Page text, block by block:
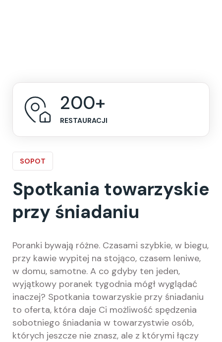
200+
RESTAURACJI
SOPOT
Spotkania towarzyskie
przy śniadaniu
Poranki bywają różne. Czasami szybkie, w biegu,
przy kawie wypitej na stojąco, czasem leniwe,
w domu, samotne. A co gdyby ten jeden,
wyjątkowy poranek tygodnia mógł wyglądać
inaczej? Spotkania towarzyskie przy śniadaniu
to oferta, która daje Ci możliwość spędzenia
sobotniego śniadania w towarzystwie osób,
których jeszcze nie znasz, ale z którymi łączy